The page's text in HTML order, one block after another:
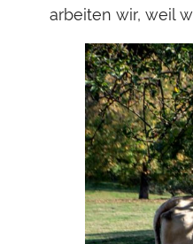
arbeiten wir, weil